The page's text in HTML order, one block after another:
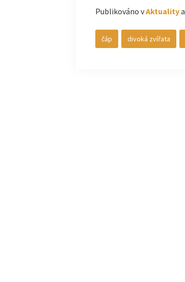
Publikováno vAktualitya
čáp divoká zvířata